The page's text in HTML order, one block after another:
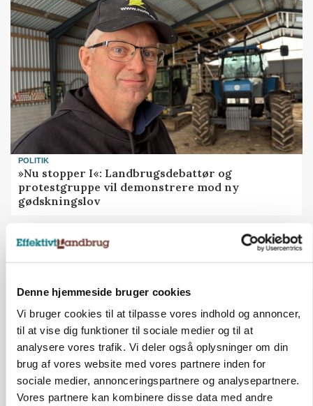
Denne hjemmeside bruger cookies
Vi bruger cookies til at tilpasse vores indhold og annoncer,
til at vise dig funktioner til sociale medier og til at
analysere vores trafik. Vi deler også oplysninger om din
brug af vores website med vores partnere inden for
sociale medier, annonceringspartnere og analysepartnere.
Vores partnere kan kombinere disse data med andre
POLITIK
»Nu stopper I«: Landbrugsdebattør og
protestgruppe vil demonstrere mod ny
gødskningslov